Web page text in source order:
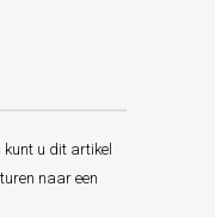
u dit artikel
naar een